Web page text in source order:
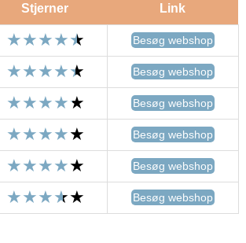
Stjerner Link
Besøg webshop
Besøg webshop
Besøg webshop
Besøg webshop
Besøg webshop
Besøg webshop